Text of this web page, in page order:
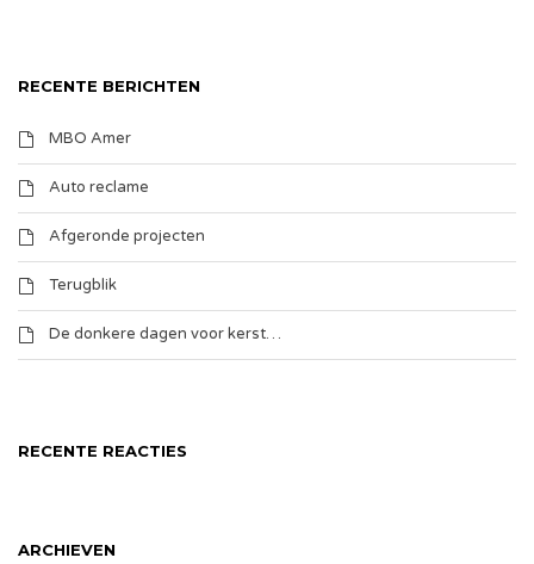
RECENTE BERICHTEN
MBO Amer
Auto reclame
Afgeronde projecten
Terugblik
De donkere dagen voor kerst…
RECENTE REACTIES
ARCHIEVEN